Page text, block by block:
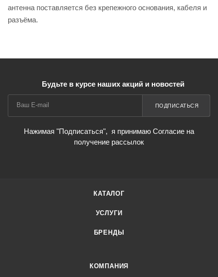
антенна поставляется без крепежного основания, кабеля и
разъёма.
Будьте в курсе наших акций и новостей
ПОДПИСАТЬСЯ
Нажимая "Подписаться", я принимаю Согласие на
получение рассылок
КАТАЛОГ
УСЛУГИ
БРЕНДЫ
КОМПАНИЯ